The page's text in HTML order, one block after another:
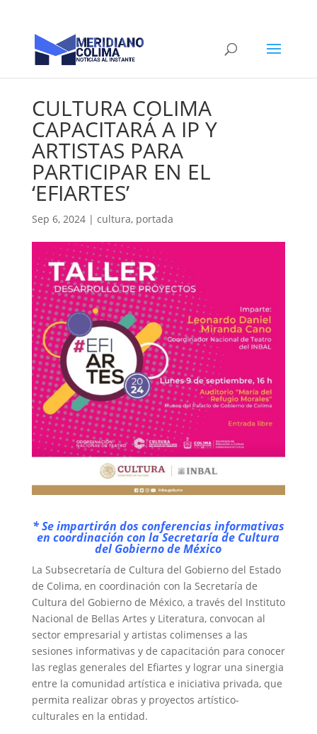
CULTURA COLIMA
CAPACITARÁ A IP Y
ARTISTAS PARA
PARTICIPAR EN EL
‘EFIARTES’
Sep 6, 2024| cultura, portada
* Se impartirán dos conferencias informativas
en coordinación con la Secretaría de Cultura
del Gobierno de México
La Subsecretaría de Cultura del Gobierno del Estado
de Colima, en coordinación con la Secretaría de
Cultura del Gobierno de México, a través del Instituto
Nacional de Bellas Artes y Literatura, convocan al
sector empresarial y artistas colimenses a las
sesiones informativas y de capacitación para conocer
las reglas generales del Efiartes y lograr una sinergia
entre la comunidad artística e iniciativa privada, que
permita realizar obras y proyectos artístico-
culturales en la entidad.